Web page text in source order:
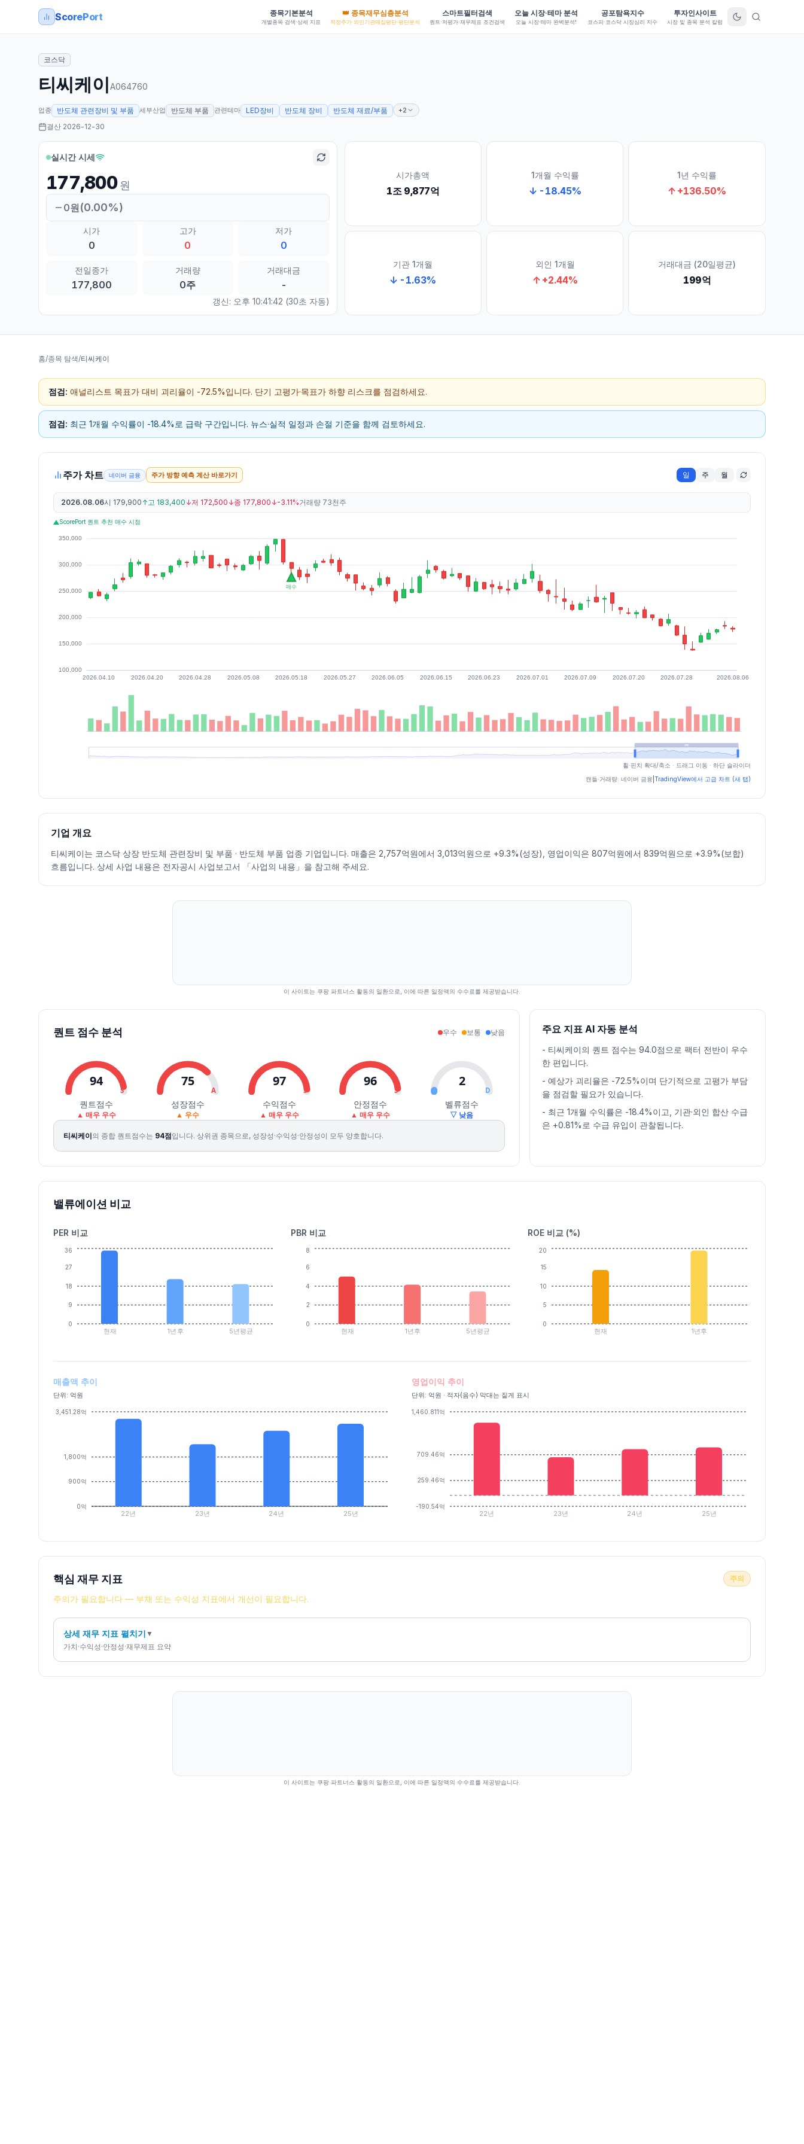
ScorePort 종목기본분석
개별종목 검색·상세 지표
👑 종목재무심층분석
적정주가·외인기관매집평단·평단분석
스마트필터검색
퀀트·저평가·재무제표 조건검색
오늘 시장·테마 분석
오늘 시장·테마 완벽분석!
공포탐욕지수
코스피·코스닥 시장심리 지수
투자인사이트
시장 및 종목 분석 칼럼
코스닥
티씨케이A064760
업종 반도체 관련장비 및 부품 세부산업 반도체 부품 관련테마 LED장비 반도체 장비 반도체 재료/부품 +2
결산 2026-12-30
실시간 시세
177,800 원
0원 (0.00%)
시가
0
고가
0
저가
0
전일종가
177,800
거래량
0주
거래대금
-
갱신: 오후 10:41:42 (30초 자동)
시가총액
1조 9,877억
1개월 수익률
↓ -18.45%
1년 수익률
↑ +136.50%
기관 1개월
↓ -1.63%
외인 1개월
↑ +2.44%
거래대금 (20일평균)
199억
홈/종목 탐색/티씨케이
점검: 애널리스트 목표가 대비 괴리율이 -72.5%입니다. 단기 고평가·목표가 하향 리스크를 점검하세요.
점검: 최근 1개월 수익률이 -18.4%로 급락 구간입니다. 뉴스·실적 일정과 손절 기준을 함께 검토하세요.
주가 차트 네이버 금융 주가 방향 예측 계산 바로가기 일 주 월
2026.08.06시 179,900 ↑고 183,400↓저 172,500↓종 177,800↓-3.11%거래량 73천주
ScorePort 퀀트 추천 매수 시점
2026.07.03
251500254000230000245000-2.3962968
2026.07.06
240000272500226500239000-2.4556642
2026.07.07
235500
2026.07.09
215000229500214500226000
5.12
72972
2026.07.10
2320002400002185002320002.65 79754
2026.07.13
238500262000228000229500-1.0889703
2365003.05
199400-4.8252436
2026.07.24
197000198700183000184200-7.7269516
2026.07.27
188900207000
2026.07.29
166500183000 149800-9.98136493
2026.07.30
140000154800 138200-7.74
92568
2026.07.31
171000152100 165500
88495
2026.08.03
158700178000 1703002.90 94279
2026.08.04
1721001788001686001770003.93 91037
2026.08.05
1848001930001782001835003.67 78482
2026.08.06
179900183400172500177800-3.11 73042
휠·핀치 확대/축소 · 드래그 이동 · 하단 슬라이더
캔들·거래량: 네이버 금융 TradingView에서 고급 차트 (새 탭)
기업 개요
티씨케이는 코스닥 상장 반도체 관련장비 및 부품 · 반도체 부품 업종 기업입니다. 매출은 2,757억원에서 3,013억원으로 +9.3%(성장), 영업이익은 807억원에서 839억원으로 +3.9%(보합)
흐름입니다. 상세 사업 내용은 전자공시 사업보고서 「사업의 내용」을 참고해 주세요.
이 사이트는 쿠팡 파트너스 활동의 일환으로, 이에 따른 일정액의 수수료를 제공받습니다.
퀀트 점수 분석 우수 보통 낮음
94
S
퀀트점수
▲ 매우 우수
75
A
성장점수
▲ 우수
97
S
수익점수
▲ 매우 우수
96
S
안정점수
▲ 매우 우수
2
D
벨류점수
▽ 낮음
티씨케이의 종합 퀀트점수는 94점입니다. 상위권 종목으로, 성장성·수익성·안정성이 모두 양호합니다.
주요 지표 AI 자동 분석
- 티씨케이의 퀀트 점수는 94.0점으로 팩터 전반이 우수
한 편입니다.
-예상가 괴리율은 -72.5%이며 단기적으로 고평가 부담
을 점검할 필요가 있습니다.
- 최근 1개월 수익률은 -18.4%이고, 기관·외인 합산 수급
은 +0.81%로 수급 유입이 관찰됩니다.
밸류에이션 비교
PER 비교
현재 1년후 5년평균
0
9
18
27
36
PBR 비교
현재 1년후 5년평균
0
2
4
6
8
ROE 비교 (%)
현재 1년후
0
5
10
15
20
매출액 추이
단위: 억원
22년 23년 24년 25년
0억
900억
1,800억
3,451.28억
영업이익 추이
단위: 억원 · 적자(음수) 막대는 짙게 표시
22년 23년 24년 25년
-190.54억
259.46억
709.46억
1,460.811억
핵심 재무 지표 주의
주의가 필요합니다 — 부채 또는 수익성 지표에서 개선이 필요합니다.
상세 재무 지표 펼치기 ▼
가치·수익성·안정성·재무제표 요약
이 사이트는 쿠팡 파트너스 활동의 일환으로, 이에 따른 일정액의 수수료를 제공받습니다.